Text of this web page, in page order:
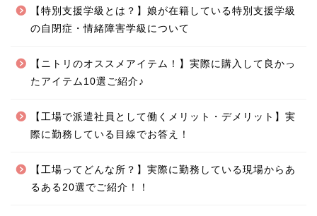
【特別支援学級とは？】娘が在籍している特別支援学級
の自閉症・情緒障害学級について
【ニトリのオススメアイテム！】実際に購入して良かっ
たアイテム10選ご紹介♪
【工場で派遣社員として働くメリット・デメリット】実
際に勤務している目線でお答え！
【工場ってどんな所？】実際に勤務している現場からあ
るある20選でご紹介！！